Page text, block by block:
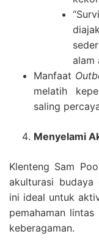
alam
Manfaat
melatih
saling
Menyelami
Klenteng Sam
akulturasi budaya
ini ideal untuk
pemahaman
keberagaman.